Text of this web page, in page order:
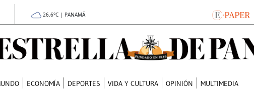
26.6°C | PANAMÁ
ECONOMÍA DEPORTES VIDA Y CULTURA OPINIÓN MULTIMEDIA